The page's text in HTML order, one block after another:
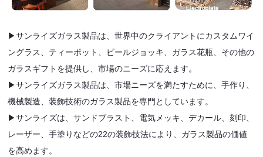
▶サンライズガラス製品は、世界中のクライアントにカスタムワイ
ングラス、ティーポット、ビールジョッキ、ガラス花瓶、その他の
ガラスギフトを提供し、市場のニーズに応えます。
▶サンライズガラス製品は、市場ニーズを満たすために、手作り、
機械製造、装飾技術のガラス製品を専門としています。
▶サンライズは、サンドブラスト、電気メッキ、デカール、刻印、
レーザー、手塗りなどの22の装飾技法により、ガラス製品の価値
を高めます。